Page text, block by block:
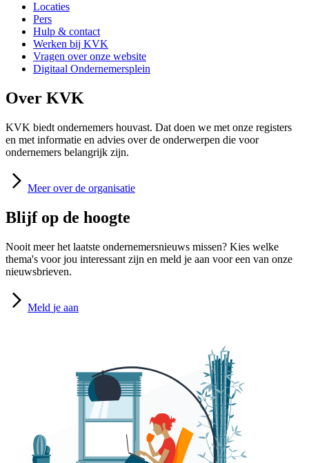
Locaties
Pers
Hulp & contact
Werken bij KVK
Vragen over onze website
Digitaal Ondernemersplein
Over KVK
KVK biedt ondernemers houvast. Dat doen we met onze registers
en met informatie en advies over de onderwerpen die voor
ondernemers belangrijk zijn.
Meer over de organisatie
Blijf op de hoogte
Nooit meer het laatste ondernemersnieuws missen? Kies welke
thema's voor jou interessant zijn en meld je aan voor een van onze
nieuwsbrieven.
Meld je aan